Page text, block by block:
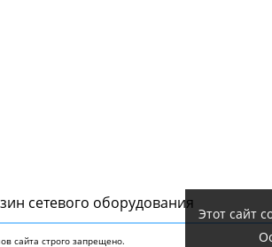
сетeвого оборудования
сайта строго запрещено.
Этот сайт